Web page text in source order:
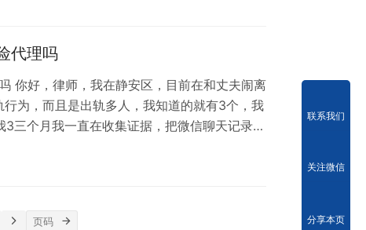
标题截图等等，让你们给鉴定一下。律师函里
代理吗
你好，律师，我在静安区，目前在和丈夫闹离
为，而且是出轨多人，我知道的就有3个，我
三个月我一直在收集证据，把微信聊天记录，
。 我们婚后买了两套房产,一套在浦东，一套
我找不到了，我想咨询一下婚姻财产部…
联系我们
关注微信
分享本页